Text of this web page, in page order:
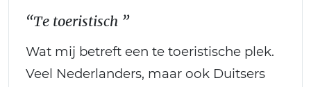
“Te toeristisch ”
Wat mij betreft een te toeristische plek.
Veel Nederlanders, maar ook Duitsers